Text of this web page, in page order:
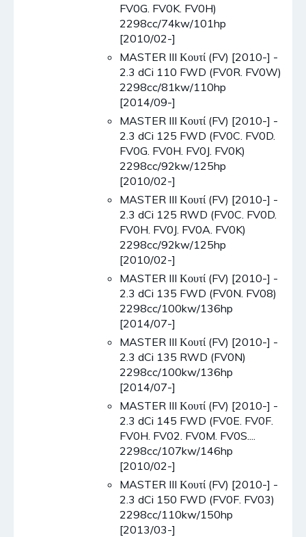
FV0G. FV0K. FV0H)
2298cc/74kw/101hp
[2010/02-]
MASTER III Κουτί (FV) [2010-] -
2.3 dCi 110 FWD (FV0R. FV0W)
2298cc/81kw/110hp
[2014/09-]
MASTER III Κουτί (FV) [2010-] -
2.3 dCi 125 FWD (FV0C. FV0D.
FV0G. FV0H. FV0J. FV0K)
2298cc/92kw/125hp
[2010/02-]
MASTER III Κουτί (FV) [2010-] -
2.3 dCi 125 RWD (FV0C. FV0D.
FV0H. FV0J. FV0A. FV0K)
2298cc/92kw/125hp
[2010/02-]
MASTER III Κουτί (FV) [2010-] -
2.3 dCi 135 FWD (FV0N. FV08)
2298cc/100kw/136hp
[2014/07-]
MASTER III Κουτί (FV) [2010-] -
2.3 dCi 135 RWD (FV0N)
2298cc/100kw/136hp
[2014/07-]
MASTER III Κουτί (FV) [2010-] -
2.3 dCi 145 FWD (FV0E. FV0F.
FV0H. FV02. FV0M. FV0S....
2298cc/107kw/146hp
[2010/02-]
MASTER III Κουτί (FV) [2010-] -
2.3 dCi 150 FWD (FV0F. FV03)
2298cc/110kw/150hp
[2013/03-]